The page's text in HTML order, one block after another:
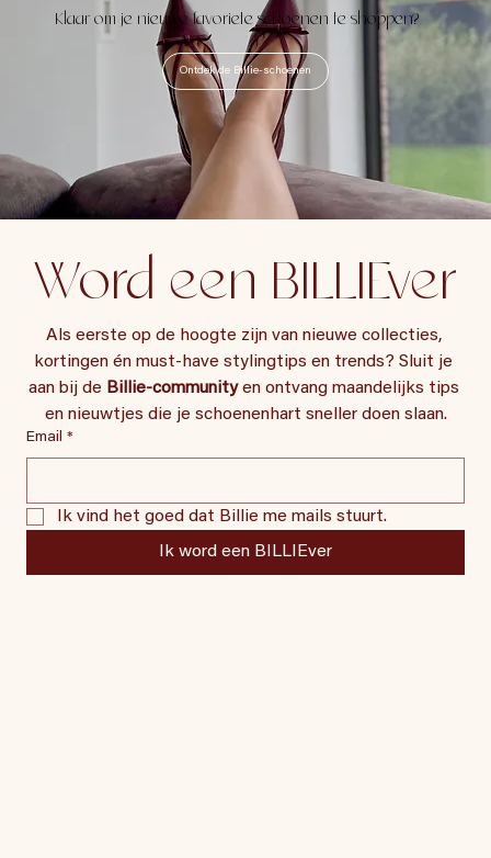
Klaar om je nieuwe favoriete schoenen te shoppen?
Ontdek de Billie-schoenen
Word een BILLIEver
Als eerste op de hoogte zijn van nieuwe collecties,
kortingen én must-have stylingtips en trends? Sluit je
aan bij de Billie-community en ontvang maandelijks tips
en nieuwtjes die je schoenenhart sneller doen slaan.
Email *
Ik vind het goed dat Billie me mails stuurt.
Ik word een BILLIEver